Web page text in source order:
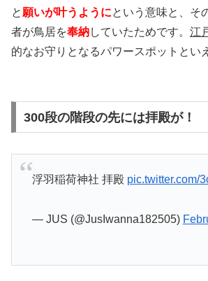
と 願いが叶うようにという意味と、そ
者が鳥居を奉納していたためです。 江
的なお守りとなるパワースポットとい
300段の階段の先には拝殿が！
浮羽稲荷神社 拝殿 pic.twitter.com/
— JUS (@JusIwanna182505)